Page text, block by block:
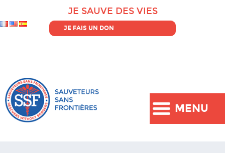
MENU
JE SAUVE DES VIES
JE FAIS UN DON